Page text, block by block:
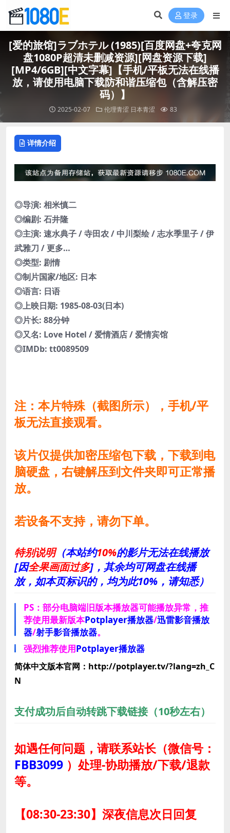
登录
[爱的旅馆]ラブホテル (1985)[百度网盘+夸克网
盘1080P超清未删减资源][网盘资源下载]
[MP4/6GB][中文字幕]【手机/平板无法在线播
放，请使用电脑下载防和谐压缩包（含解压密
码）】
2025-02-07 伦理青涩 日本青涩 83
详情介绍
◎导演: 相米慎二
◎编剧: 石井隆
◎主演: 速水典子 / 寺田农 / 中川梨绘 / 志水季里子 / 伊
武雅刀 / 更多…
◎类型: 剧情
◎制片国家/地区: 日本
◎语言: 日语
◎上映日期: 1985-08-03(日本)
◎片长: 88分钟
◎又名: Love Hotel / 爱情酒店 / 爱情宾馆
◎IMDb: tt0089509
注：本片特殊（截图所示），手机/平
板无法直接观看。
该片仅提供加密压缩包下载，下载到电
脑硬盘，右键解压到文件夹即可正常播
放。
若设备不支持，请勿下单。
特别说明（本站约10%的影片无法在线播放
[因全果画面过多]，其余均可网盘在线播
放，如本页标识的，均为此10%，请知悉）
PS：部分电脑端旧版本播放器可能播放异常，推
荐使用最新版本Potplayer播放器/迅雷影音播放
器/射手影音播放器。
强烈推荐使用Potplayer播放器
简体中文版本官网：http://potplayer.tv/?lang=zh_C
N
支付成功后自动转跳下载链接（10秒左右）
如遇任何问题，请联系站长（微信号：
FBB3099 ） 处理-协助播放/下载/退款
等。
【08:30-23:30】深夜信息次日回复